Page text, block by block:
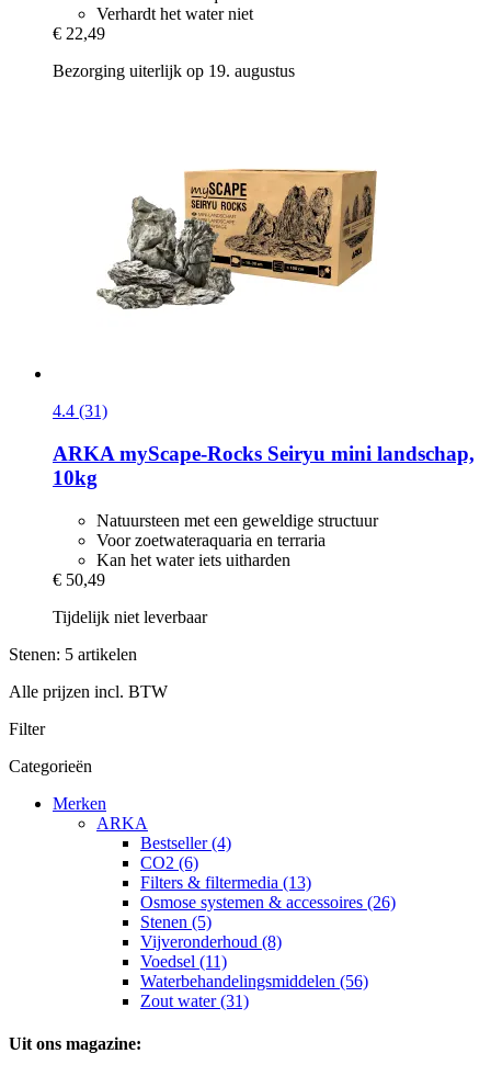
Verhardt het water niet
€ 22,49
Bezorging uiterlijk op 19. augustus
4.4 (31)
ARKA myScape-​Rocks Seiryu mini landschap,
10kg
Natuursteen met een geweldige structuur
Voor zoetwateraquaria en terraria
Kan het water iets uitharden
€ 50,49
Tijdelijk niet leverbaar
Stenen: 5 artikelen
Alle prijzen incl. BTW
Filter
Categorieën
Merken
ARKA
Bestseller (4)
CO2 (6)
Filters & filtermedia (13)
Osmose systemen & accessoires (26)
Stenen (5)
Vijveronderhoud (8)
Voedsel (11)
Waterbehandelingsmiddelen (56)
Zout water (31)
Uit ons magazine: